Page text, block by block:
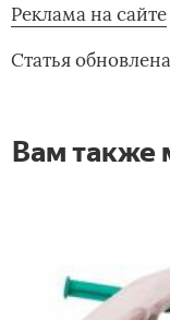
Реклама на сайте
Статья
Вам также